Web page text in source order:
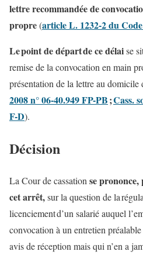
lettre recommandée de
propre(article L. 1232-2 du
Le point de départ de ce délaise
remise de la convocation en main
présentation de la lettre au domicile
2008 n° 06-40.949 FP-PB;Cass.
F-D).
Décision
La Cour de cassation se prononce,
cet arrêt,sur la question de la
licenciement d’un salarié auquel
convocation à un entretien
avis de réception mais qui n’en a